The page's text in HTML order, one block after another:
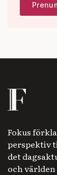
Fokus
perspektiv
det
och